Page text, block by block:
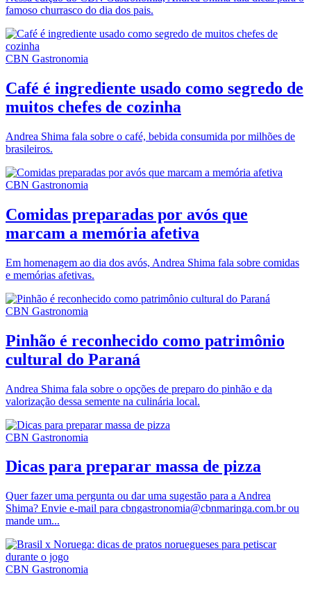
famoso churrasco do dia dos pais.
CBN Gastronomia
Café é ingrediente usado como segredo de
muitos chefes de cozinha
Andrea Shima fala sobre o café, bebida consumida por milhões de
brasileiros.
CBN Gastronomia
Comidas preparadas por avós que
marcam a memória afetiva
Em homenagem ao dia dos avós, Andrea Shima fala sobre comidas
e memórias afetivas.
CBN Gastronomia
Pinhão é reconhecido como patrimônio
cultural do Paraná
Andrea Shima fala sobre o opções de preparo do pinhão e da
valorização dessa semente na culinária local.
CBN Gastronomia
Dicas para preparar massa de pizza
Quer fazer uma pergunta ou dar uma sugestão para a Andrea
Shima? Envie e-mail para cbngastronomia@cbnmaringa.com.br ou
mande um...
CBN Gastronomia